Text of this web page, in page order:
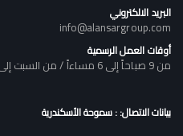
البريد الالكتروني
info@alansargroup.com
أوقات العمل الرسمية
من 9 صباحاً إلى 6 مساءاً / من السبت إلى الخميس
بيانات الاتصال: : سموحة الأسكندرية